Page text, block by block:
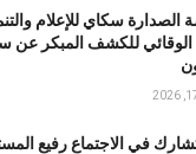
سكاي للإعلام
الوقائي للكشف المبكر عن
في الاجتماع رفيع